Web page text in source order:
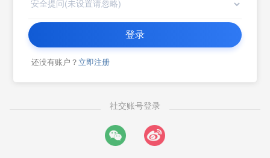
登录
还没有账户？ 立即注册
社交账号登录